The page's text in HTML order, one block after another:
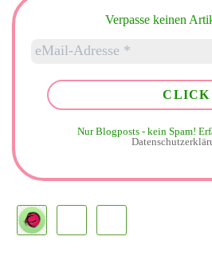
Verpasse keinen
Nur Blogposts - kein Spam!